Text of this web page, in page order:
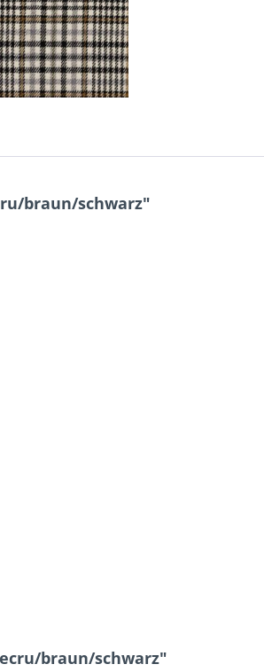
braun/schwarz"
braun/schwarz"